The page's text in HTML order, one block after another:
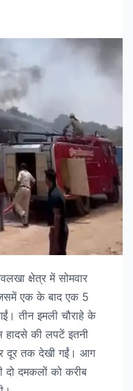
क्षेत्र में सोमवार
एक के बाद एक 5
तीन इमली चौराहे के
हादसे की लपटें इतनी
दूर तक देखी गईं। आग
दो दमकलों को करीब